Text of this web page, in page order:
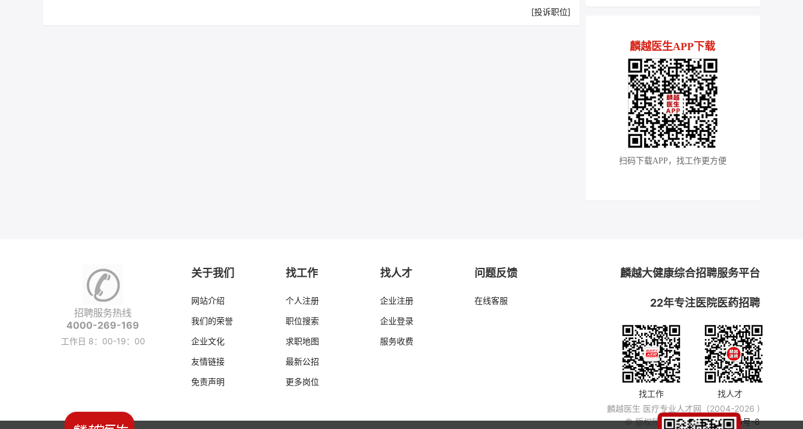
[投诉职位]
麟越医生APP下载
扫码下载APP，找工作更方便
招聘服务热线
4000-269-169
工作日 8：00-19：00
关于我们
网站介绍
我们的荣誉
企业文化
友情链接
免责声明
找工作
个人注册
职位搜索
求职地图
最新公招
更多岗位
找人才
企业注册
企业登录
服务收费
问题反馈
在线客服
麟越大健康综合招聘服务平台
22年专注医院医药招聘
找人才
找工作
麟越医生 医疗专业人才网（2004-2026 )
© 版权所有粤ICP备14007846号-8